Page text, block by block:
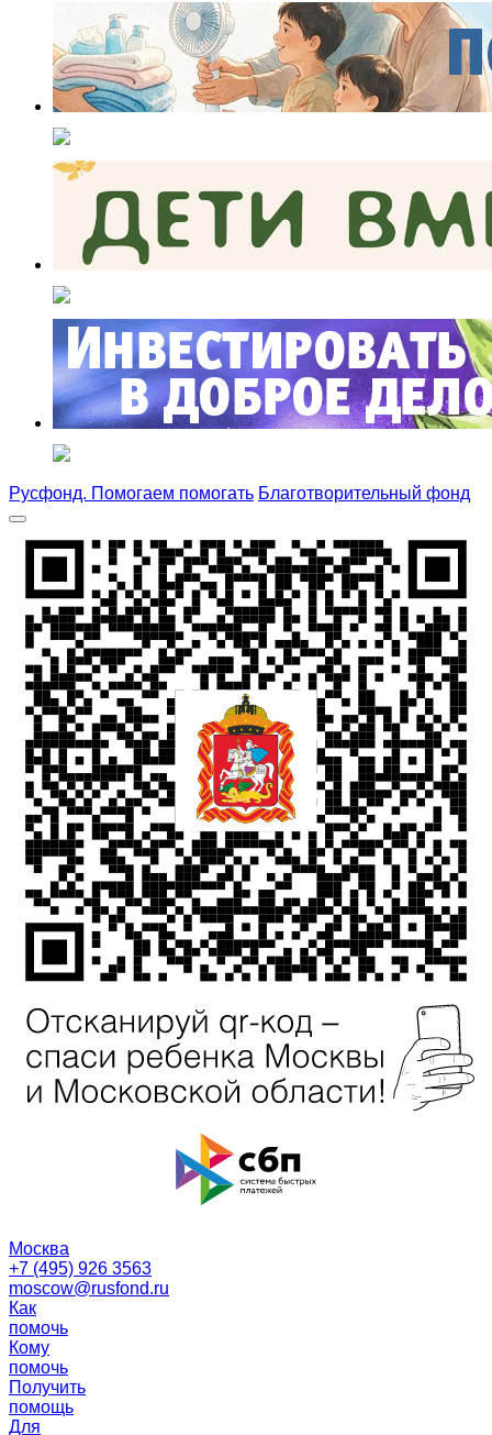
Русфонд. Помогаем помогать Благотворительный фонд
Москва
+7 (495) 926 3563
moscow@rusfond.ru
Как
помочь
Кому
помочь
Получить
помощь
Для